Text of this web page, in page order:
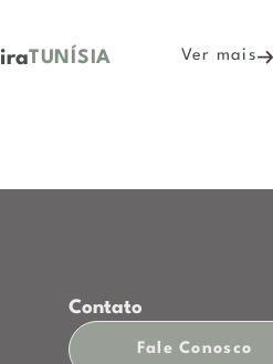
NATT Ver mais
Contato
Fale Conosco